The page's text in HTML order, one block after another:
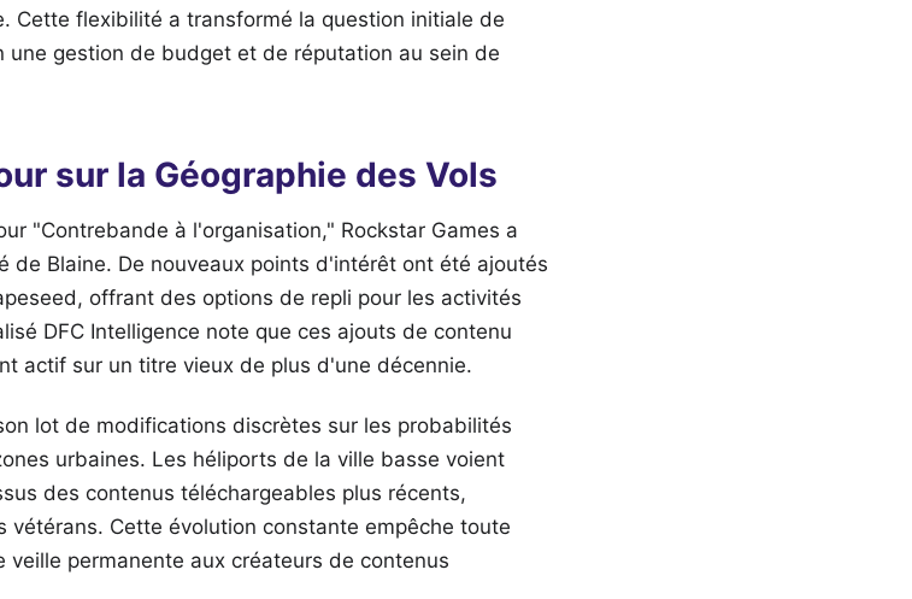
Cette flexibilité a transformé la question initiale de
une gestion de budget et de réputation au sein de
sur la Géographie des Vols
"Contrebande à l'organisation," Rockstar Games a
de Blaine. De nouveaux points d'intérêt ont été ajoutés
offrant des options de repli pour les activités
DFC Intelligence note que ces ajouts de contenu
actif sur un titre vieux de plus d'une décennie.
lot de modifications discrètes sur les probabilités
urbaines. Les héliports de la ville basse voient
des contenus téléchargeables plus récents,
vétérans. Cette évolution constante empêche toute
permanente aux créateurs de contenus